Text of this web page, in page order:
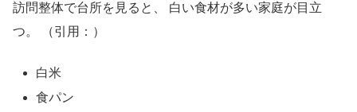
訪問整体で台所を見ると、 白い食材が多い家庭が目立
つ。 （引用：）
白米
食パン